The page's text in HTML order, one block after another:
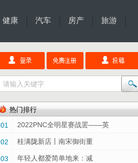
健康 汽车 房产
旅游
热门排行
01
2022PNC全明星赛战罢——英
02 桂满陇新店丨南宋御街重
03 年轻人都爱简单地来：减